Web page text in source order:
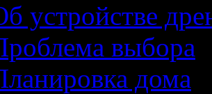
устройстве
выбора
дома